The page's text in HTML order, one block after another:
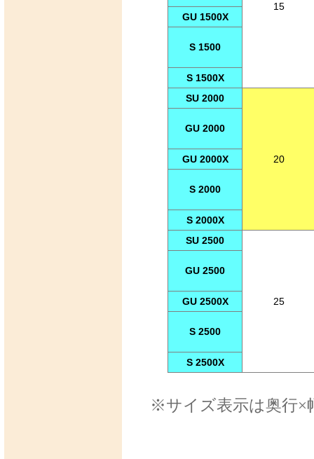
15
GU 1500X
S 1500
S 1500X
SU 2000
20
GU 2000
GU 2000X
S 2000
S 2000X
SU 2500
25
GU 2500
GU 2500X
S 2500
S 2500X
※サイズ表示は奥行×